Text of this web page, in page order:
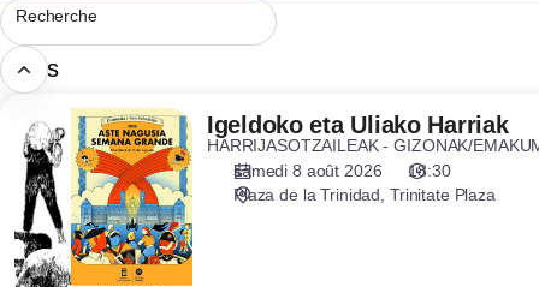
Recherche
Otros
Igeldoko
eta
Uliako
Harriak
Igeldoko eta Uliako Harriak
HARRIJASOTZAILEAK - GIZONAK/
samedi 8 août 2026
18:30
Plaza de la Trinidad Trinitate Plaza